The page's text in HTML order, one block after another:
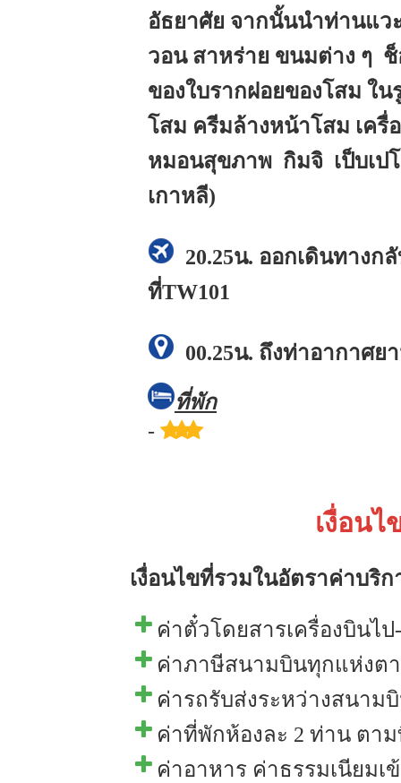
อัธยาศัย จากนั้นนำท่านแ
วอน สาหร่าย ขนมต่าง ๆ
ของใบรากฝอยของโสม
โสม ครีมล้างหน้าโสม เ
หมอนสุขภาพ กิมจิ เป็บเป
เกาหลี)
20.25น. ออกเดินทางก
ที่TW101
00.25น. ถึงท่าอากาศย
ที่พัก
-
เงื่อนไ
เงื่อนไขที่รวมในอัตราค่าบริก
ค่าตั๋วโดยสารเครื่องบินไ
ค่าภาษีสนามบินทุกแห่งต
ค่ารถรับส่งระหว่างสนาม
ค่าที่พักห้องละ 2 ท่าน ตาม
ค่าอาหาร ค่าธรรมเนียม